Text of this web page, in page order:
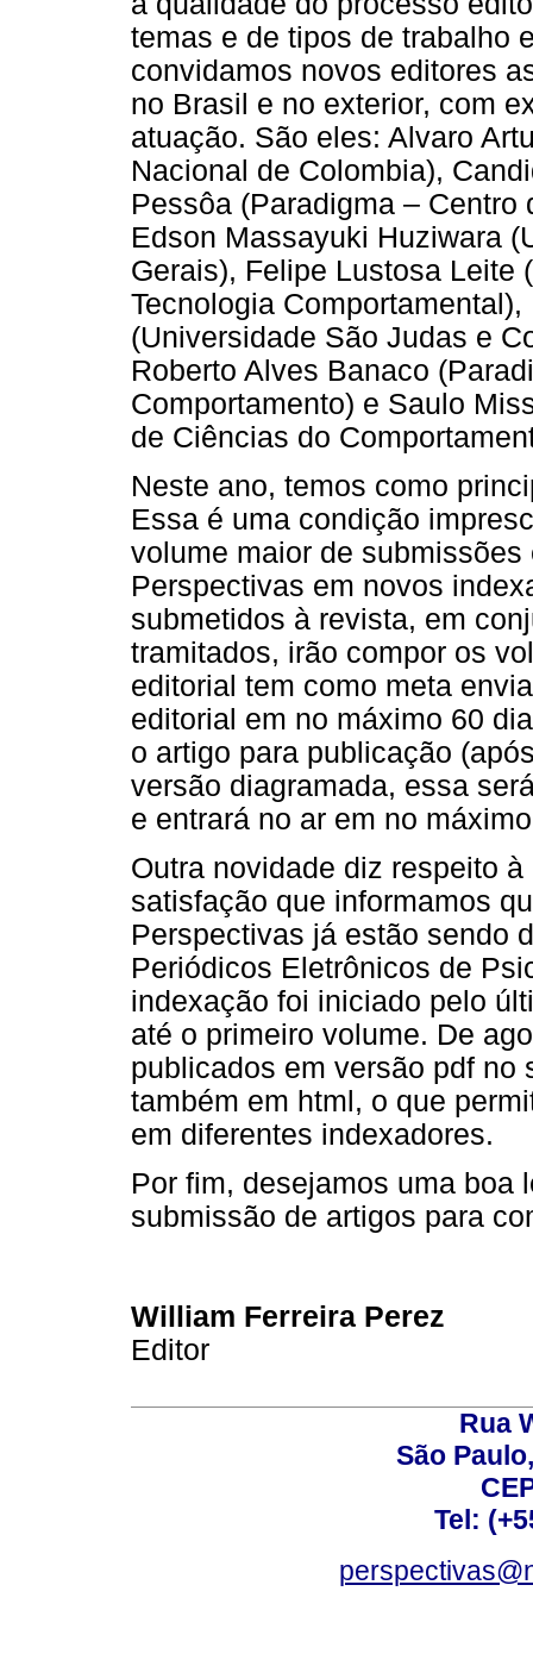
temas e de tipos de trabalho
convidamos novos editores
no Brasil e no exterior, com
atuação. São eles: Alvaro
Nacional de Colombia),
Pessôa (Paradigma –
Edson Massayuki Huziwara
Gerais), Felipe Lustosa Leite
Tecnologia
(Universidade São Judas e
Roberto Alves Banaco
Comportamento) e Saulo
de Ciências do
Neste ano, temos como
Essa é uma condição
volume maior de
Perspectivas em novos
submetidos à revista, em
tramitados, irão compor os
editorial tem como meta
editorial em no máximo 60
o artigo para publicação
versão diagramada, essa
e entrará no ar em no
Outra novidade diz respeito
satisfação que informamos
Perspectivas já estão sendo
Periódicos Eletrônicos de
indexação foi iniciado pelo
até o primeiro volume. De
publicados em versão pdf no
também em html, o que
em diferentes indexadores.
Por fim, desejamos uma boa
submissão de artigos para
William Ferreira Perez
Editor
Rua
São
Tel: